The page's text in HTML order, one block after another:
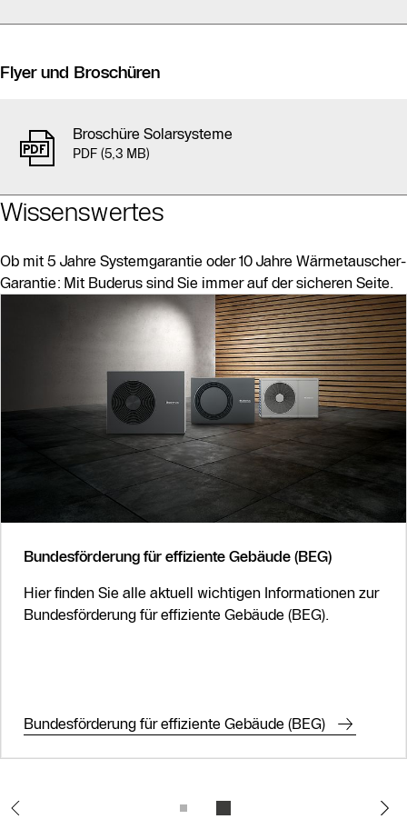
Flyer und Broschüren
Broschüre Solarsysteme
PDF (5,3 MB)
Wissenswertes
Ob mit 5 Jahre Systemgarantie oder 10 Jahre Wärmetauscher-
Garantie: Mit Buderus sind Sie immer auf der sicheren Seite.
Als Liste anzeigen
Slider Überspringen
Bundesförderung für effiziente Gebäude (BEG)
Hier finden Sie alle aktuell wichtigen Informationen zur
Bundesförderung für effiziente Gebäude (BEG).
Bundesförderung für effiziente Gebäude (BEG)